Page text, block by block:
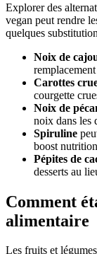
Explorer des
vegan peut rendre
quelques
Noix de
Carottes
courgette
Noix de
noix dans les
Spiruline
boost
Pépites de
desserts au
Comment
alimentaire
Les fruits et